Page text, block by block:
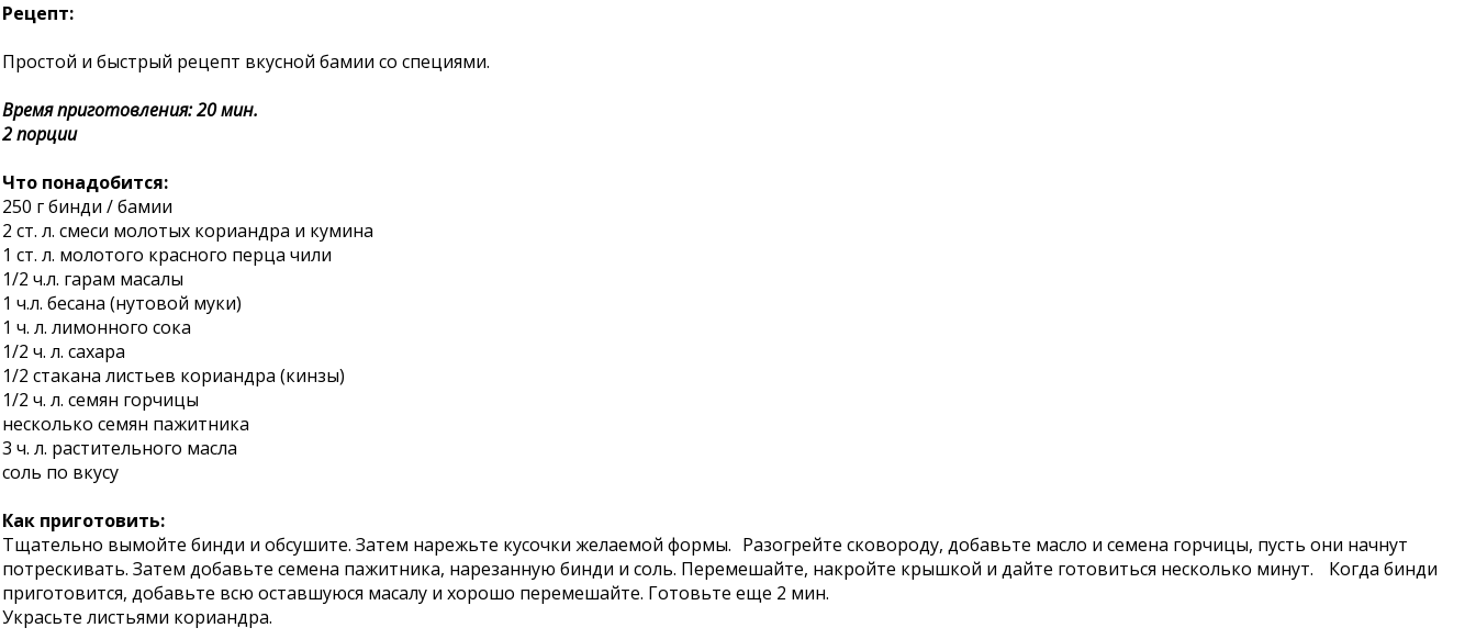
Рецепт:
Простой и быстрый рецепт вкусной бамии со специями.
Время приготовления: 20 мин.
2 порции
Что понадобится:
250 г бинди / бамии
2 ст. л. смеси молотых кориандра и кумина
1 ст. л. молотого красного перца чили
1/2 ч.л. гарам масалы
1 ч.л. бесана (нутовой муки)
1 ч. л. лимонного сока
1/2 ч. л. сахара
1/2 стакана листьев кориандра (кинзы)
1/2 ч. л. семян горчицы
несколько семян пажитника
3 ч. л. растительного масла
соль по вкусу
Как приготовить:
Тщательно вымойте бинди и обсушите. Затем нарежьте кусочки желаемой формы. Разогрейте сковороду, добавьте масло и семена горчицы, пусть они начнут
потрескивать. Затем добавьте семена пажитника, нарезанную бинди и соль. Перемешайте, накройте крышкой и дайте готовиться несколько минут. Когда бинди
приготовится, добавьте всю оставшуюся масалу и хорошо перемешайте. Готовьте еще 2 мин.
Украсьте листьями кориандра.